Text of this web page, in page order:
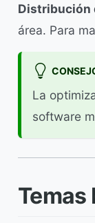
Distribución
área. Para
La
software
Temas